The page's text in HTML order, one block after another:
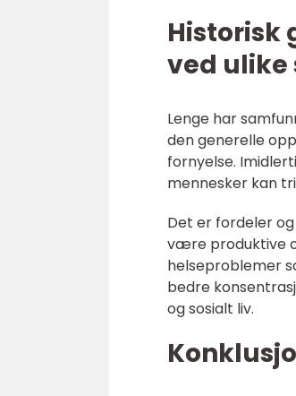
Historisk
ved ulike
Lenge har
den generelle
fornyelse.
mennesker kan
Det er fordeler
være produktive
helseproblemer
bedre
og sosialt liv.